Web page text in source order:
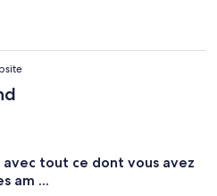
tout ce dont vous avez
am ...